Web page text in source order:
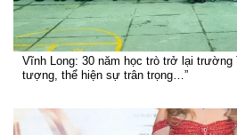
Vĩnh Long: 30 năm học trò trở lại trường
tượng, thể hiện sự trân trọng…”